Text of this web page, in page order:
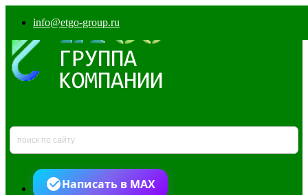
info@etgo-group.ru
Написать в MAX